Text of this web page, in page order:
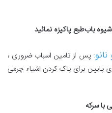
بابطبع پاکیزه نمائید
: پس از تامین اسباب ضروری ،
پایین برای پاک کردن اشیاء چرمی
با سرکه